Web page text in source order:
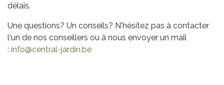
délais.
Une questions? Un conseils? N'hésitez pas à contacter
l'un de nos conseillers ou à nous envoyer un mail
: info@central-jardin.be